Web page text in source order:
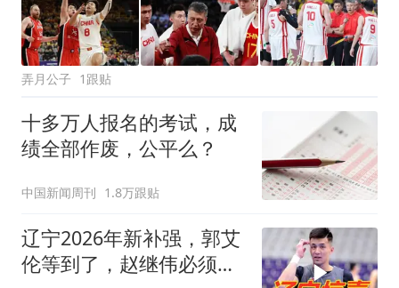
弄月公子 1跟贴
十多万人报名的考试，成
绩全部作废，公平么？
中国新闻周刊 1.8万跟贴
辽宁2026年新补强，郭艾
伦等到了，赵继伟必须夺